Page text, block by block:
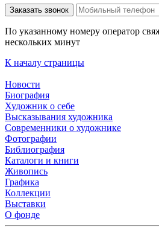
По указанному номеру оператор
нескольких минут
К началу страницы
Новости
Биография
Художник о себе
Выcказывания художника
Современники о художнике
Фотографии
Библиография
Каталоги и книги
Живопись
Графика
Коллекции
Выставки
О фонде